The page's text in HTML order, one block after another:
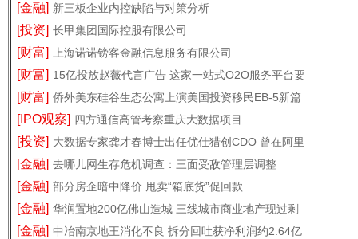
[金融] 新三板企业内控缺陷与对策分析
[投资] 长甲集团国际控股有限公司
[财富] 上海诺诺镑客金融信息服务有限公司
[财富] 15亿投放赵薇代言广告 这家一站式O2O服务平台要
[财富] 侨外美东硅谷生态公寓上演美国投资移民EB-5新篇
[IPO观察] 四方通信高管考察重庆大数据项目
[投资] 大数据专家龚才春博士出任优仕猎创CDO 曾在阿里
[金融] 去哪儿网生存危机调查：三面受敌管理层调整
[金融] 部分房企暗中降价 甩卖“箱底货”促回款
[金融] 华润置地200亿佛山造城 三线城市商业地产现过剩
[金融] 中冶南京地王消化不良 拆分回吐获净利润约2.64亿